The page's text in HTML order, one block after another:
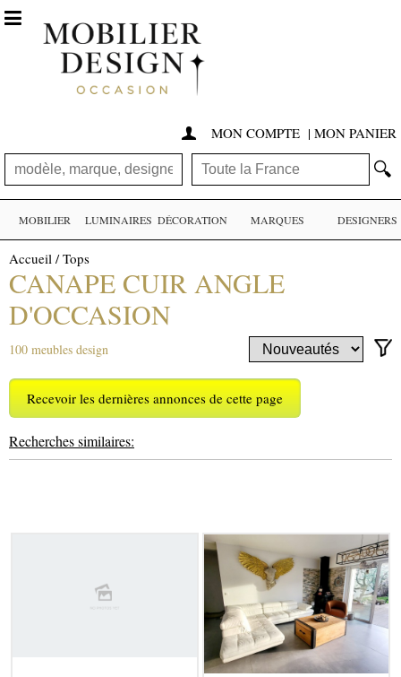
 MON COMPTE | MON PANIER
🔍

MOBILIER LUMINAIRES DÉCORATION MARQUES DESIGNERS
Accueil /Tops
CANAPE CUIR ANGLE
D'OCCASION
100 meubles design
Recevoir les dernières annonces de cette page
Recherches similaires: